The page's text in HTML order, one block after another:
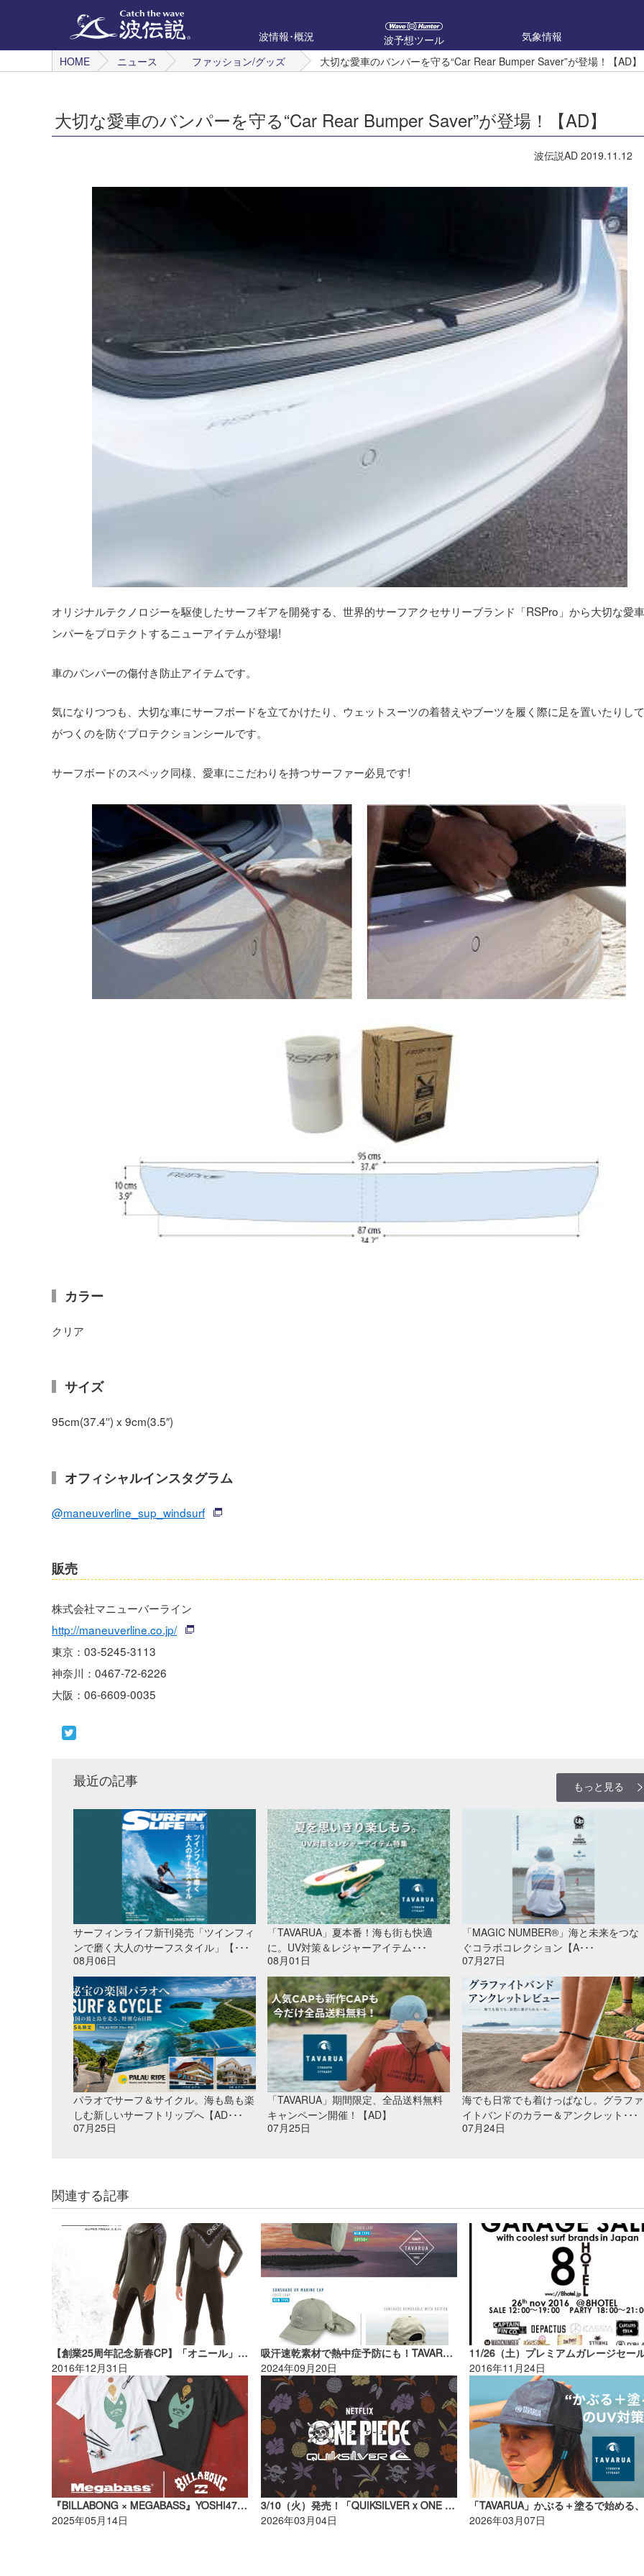
波情報･概況 波予想ツール
気象情報
HOME
ニュース ファッション/グッズ 大切な愛車のバンパーを守る“Car Rear Bumper Saver”が登場！【AD】
大切な愛車のバンパーを守る“Car Rear Bumper Saver”が登場！【AD】
波伝説AD 2019.11.12
オリジナルテクノロジーを駆使したサーフギアを開発する、世界的サーフアクセサリーブランド「RSPro」から大切な愛
ンパーをプロテクトするニューアイテムが登場!
車のバンパーの傷付き防止アイテムです。
気になりつつも、大切な車にサーフボードを立てかけたり、ウェットスーツの着替えやブーツを履く際に足を置いたりし
がつくのを防ぐプロテクションシールです。
サーフボードのスペック同様、愛車にこだわりを持つサーファー必見です!
カラー
クリア
サイズ
95cm(37.4′′) x 9cm(3.5″)
オフィシャルインスタグラム
@maneuverline_sup_windsurf
販売
株式会社マニューバーライン
http://maneuverline.co.jp/
東京：03-5245-3113
神奈川：0467-72-6226
大阪：06-6609-0035
最近の記事 もっと見る
サーフィンライフ新刊発売「ツインフィ
ンで磨く大人のサーフスタイル」【･･･
08月06日
「TAVARUA」夏本番！海も街も快適
に。UV対策＆レジャーアイテム･･･
08月01日
「MAGIC NUMBER®」海と未来をつな
ぐコラボコレクション【A･･･
07月27日
パラオでサーフ＆サイクル。海も島も楽
しむ新しいサーフトリップへ【AD･･･
07月25日
「TAVARUA」期間限定、全品送料無料
キャンペーン開催！【AD】
07月25日
海でも日常でも着けっぱなし。グラファ
イトバンドのカラー＆アンクレット･･･
07月24日
関連する記事
【創業25周年記念新春CP】「オニール」スーパーフリーク・ゼン セミドライ 5×3ｍｍ 1名様
2016年12月31日
吸汗速乾素材で熱中症予防にも！TAVARUAサンシェード付きCAP【AD】
2024年09月20日
2016年11月24日
『BILLABONG × MEGABASS』YOSHI47 COLLECTIONをリリース!【AD】
2025年05月14日
3/10（火）発売！「QUIKSILVER x ONE PIECE」コレクション【AD】
2026年03月04日
2026年03月07日